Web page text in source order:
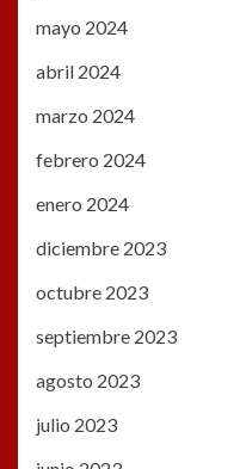
mayo 2024
abril 2024
marzo 2024
febrero 2024
enero 2024
diciembre 2023
octubre 2023
septiembre 2023
agosto 2023
julio 2023